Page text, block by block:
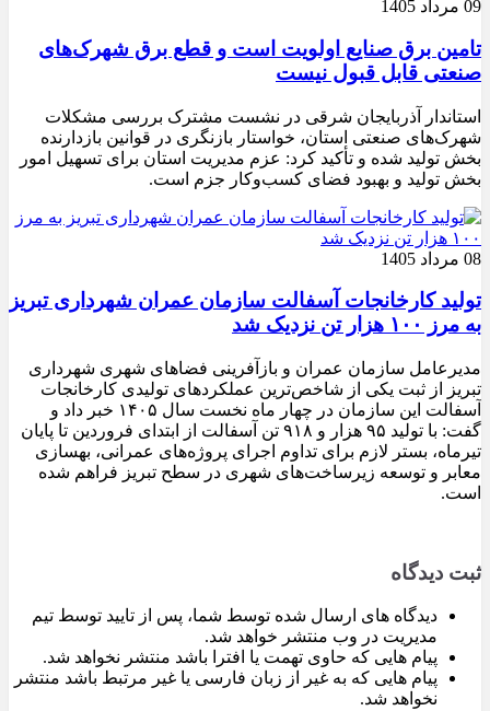
09 مرداد 1405
تامین برق صنایع اولویت است و قطع برق شهرک‌های
صنعتی قابل قبول نیست
استاندار آذربایجان شرقی در نشست مشترک بررسی مشکلات
شهرک‌های صنعتی استان، خواستار بازنگری در قوانین بازدارنده
بخش تولید شده و تأکید کرد: عزم مدیریت استان برای تسهیل امور
بخش تولید و بهبود فضای کسب‌وکار جزم است.
08 مرداد 1405
تولید کارخانجات آسفالت سازمان عمران شهرداری تبریز
به مرز ۱۰۰ هزار تن نزدیک شد
مدیرعامل سازمان عمران و بازآفرینی فضاهای شهری شهرداری
تبریز از ثبت یکی از شاخص‌ترین عملکردهای تولیدی کارخانجات
آسفالت این سازمان در چهار ماه نخست سال ۱۴۰۵ خبر داد و
گفت: با تولید ۹۵ هزار و ۹۱۸ تن آسفالت از ابتدای فروردین تا پایان
تیرماه، بستر لازم برای تداوم اجرای پروژه‌های عمرانی، بهسازی
معابر و توسعه زیرساخت‌های شهری در سطح تبریز فراهم شده
است.
ثبت دیدگاه
دیدگاه های ارسال شده توسط شما، پس از تایید توسط تیم
مدیریت در وب منتشر خواهد شد.
پیام هایی که حاوی تهمت یا افترا باشد منتشر نخواهد شد.
پیام هایی که به غیر از زبان فارسی یا غیر مرتبط باشد منتشر
نخواهد شد.